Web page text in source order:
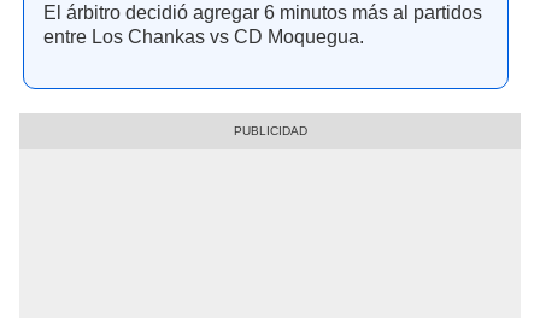
El árbitro decidió agregar 6 minutos más al partidos
entre Los Chankas vs CD Moquegua.